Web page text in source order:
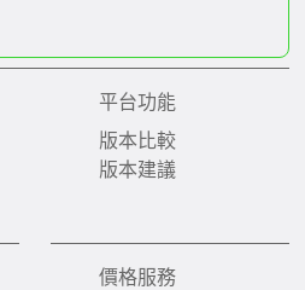
平台功能
版本比較
版本建議
價格服務